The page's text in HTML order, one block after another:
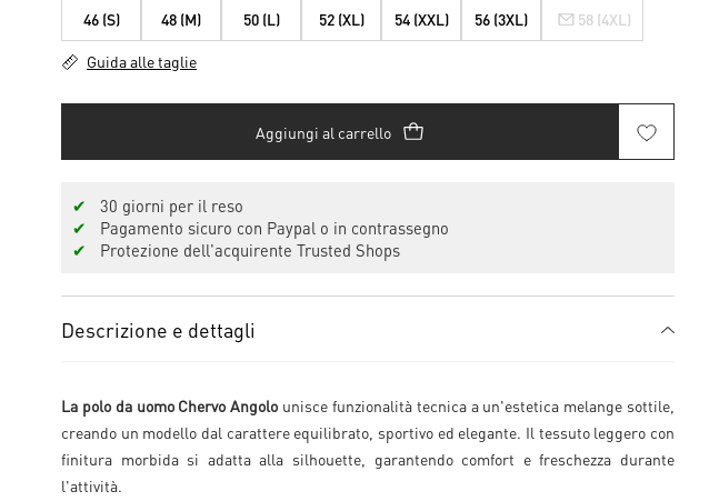
46 (S) 48 (M) 50 (L) 52 (XL) 54 (XXL) 56 (3XL) 58 (4XL)
Guida alle taglie
Aggiungi al carrello
✔
30 giorni per il reso
✔
Pagamento sicuro con Paypal o in contrassegno
✔
Protezione dell'acquirente Trusted Shops
Descrizione e dettagli
La polo da uomo Chervo Angolo unisce funzionalità tecnica a un'estetica melange sottile,
creando un modello dal carattere equilibrato, sportivo ed elegante. Il tessuto leggero con
finitura morbida si adatta alla silhouette, garantendo comfort e freschezza durante
l'attività.